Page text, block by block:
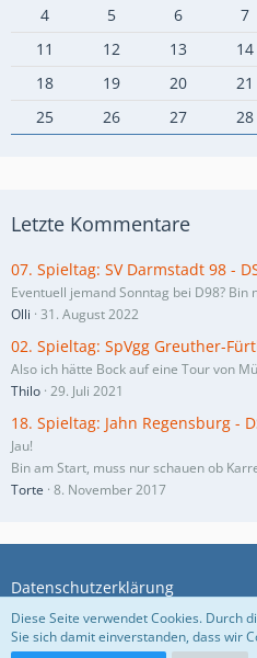
4
5 6 7
11
12 13 14
18
19 20 21
25
26 27 28
Letzte Kommentare
07. Spieltag: SV Darmstadt 98 -
Eventuell jemand Sonntag bei D98? Bin
Olli 31. August 2022
02. Spieltag: SpVgg Greuther-
Also ich hätte Bock auf eine Tour von
Thilo 29. Juli 2021
18. Spieltag: Jahn Regensburg -
Jau!
Bin am Start, muss nur schauen ob
Torte 8. November 2017
Datenschutzerklärung
Diese Seite verwendet Cookies. Durch
Sie sich damit einverstanden, dass wir